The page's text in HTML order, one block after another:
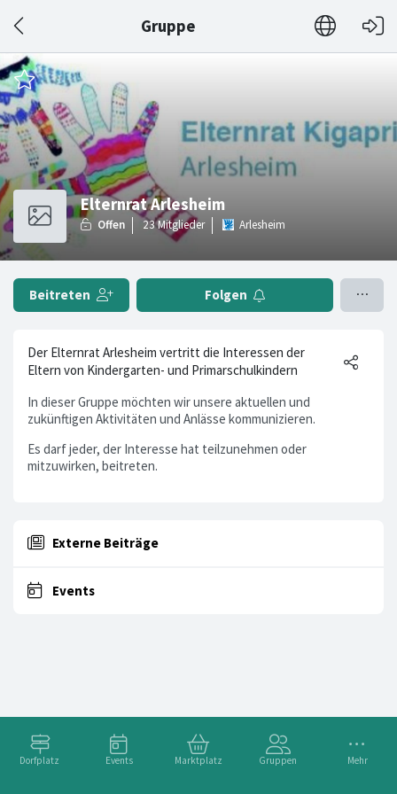
Gruppe
Dorfplatz Events Marktplatz Gruppen Mehr
Elternrat Arlesheim
Arlesheim
Beitreten Folgen
Der Elternrat Arlesheim vertritt die Interessen der
Eltern von Kindergarten- und Primarschulkindern
In dieser Gruppe möchten wir unsere aktuellen und
zukünftigen Aktivitäten und Anlässe kommunizieren.
Es darf jeder, der Interesse hat teilzunehmen oder
mitzuwirken, beitreten.
Externe Beiträge
Events